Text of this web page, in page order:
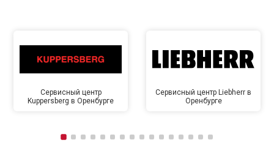
Сервисный центр
Kuppersberg в Оренбурге
Сервисный центр Liebherr в
Оренбурге